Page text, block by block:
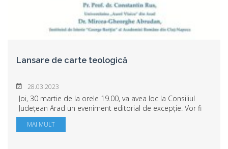
Lansare de carte teologică
28.03.2023
Joi, 30 martie de la orele 19.00, va avea loc la Consiliul
Județean Arad un eveniment editorial de excepție. Vor fi
lansate două volume din colecția teologi arădeni: „Preotul
profesor Teodor Botiș (18...
MAI MULT